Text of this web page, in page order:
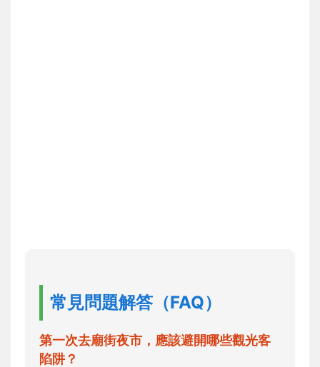
常見問題解答（FAQ）
第一次去廟街夜市，應該避開哪些觀光客
陷阱？